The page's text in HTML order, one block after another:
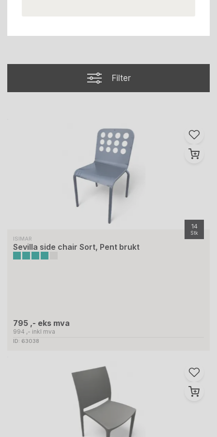
Filter
14
Stk
ISIMAR
Sevilla side chair Sort, Pent brukt
795 ,- eks mva
994 ,- inkl mva
ID: 63038